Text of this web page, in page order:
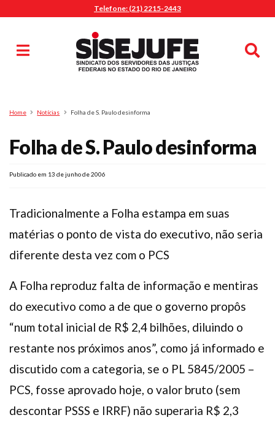
Telefone: (21) 2215-2443
Pesquisa
Home Notícias Folha de S. Paulo desinforma
Folha de S. Paulo desinforma
Publicado em 13 de junho de 2006
Tradicionalmente a Folha estampa em suas
matérias o ponto de vista do executivo, não seria
diferente desta vez com o PCS
A Folha reproduz falta de informação e mentiras
do executivo como a de que o governo propôs
“num total inicial de R$ 2,4 bilhões, diluindo o
restante nos próximos anos”, como já informado e
discutido com a categoria, se o PL 5845/2005 –
PCS, fosse aprovado hoje, o valor bruto (sem
descontar PSSS e IRRF) não superaria R$ 2,3
MENU
Sindicalize-se
Diretoria
O Sindicato
Agenda
Sede Campestre
Nossos Convênios
Gympass Wellhub
Plano de Saúde
Assistência Funeral
Pós-graduação
FacebookInstagramTwitter YoutubeTikTok Whatsapp